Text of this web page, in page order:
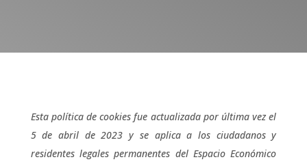
Esta política de cookies fue actualizada por última vez el
5 de abril de 2023 y se aplica a los ciudadanos y
residentes legales permanentes del Espacio Económico